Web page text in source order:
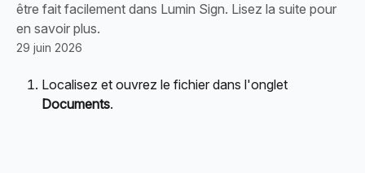
être fait facilement dans Lumin Sign. Lisez la suite pour
en savoir plus.
29 juin 2026
Localisez et ouvrez le fichier dans l'onglet
Documents.